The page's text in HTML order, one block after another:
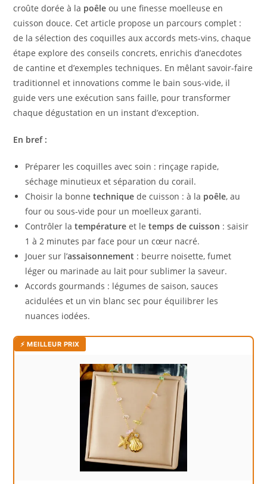
croûte dorée à la poêle ou une finesse moelleuse en
cuisson douce. Cet article propose un parcours complet :
de la sélection des coquilles aux accords mets-vins, chaque
étape explore des conseils concrets, enrichis d’anecdotes
de cantine et d’exemples techniques. En mêlant savoir-faire
traditionnel et innovations comme le bain sous-vide, il
guide vers une exécution sans faille, pour transformer
chaque dégustation en un instant d’exception.
En bref :
Préparer les coquilles avec soin : rinçage rapide,
séchage minutieux et séparation du corail.
Choisir la bonnetechnique de cuisson : à la poêle, au
four ou sous-vide pour un moelleux garanti.
Contrôler latempérature et letemps de cuisson : saisir
1 à 2 minutes par face pour un cœur nacré.
Jouer sur l’assaisonnement : beurre noisette, fumet
léger ou marinade au lait pour sublimer la saveur.
Accords gourmands : légumes de saison, sauces
acidulées et un vin blanc sec pour équilibrer les
nuances iodées.
⚡ MEILLEUR PRIX